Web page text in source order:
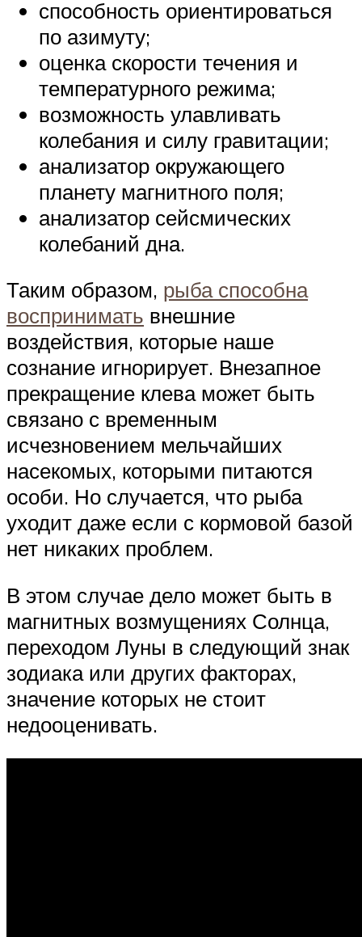
способность ориентироваться
по азимуту;
оценка скорости течения и
температурного режима;
возможность улавливать
колебания и силу гравитации;
анализатор окружающего
планету магнитного поля;
анализатор сейсмических
колебаний дна.
Таким образом, рыба способна
воспринимать внешние
воздействия, которые наше
сознание игнорирует. Внезапное
прекращение клева может быть
связано с временным
исчезновением мельчайших
насекомых, которыми питаются
особи. Но случается, что рыба
уходит даже если с кормовой базой
нет никаких проблем.
В этом случае дело может быть в
магнитных возмущениях Солнца,
переходом Луны в следующий знак
зодиака или других факторах,
значение которых не стоит
недооценивать.